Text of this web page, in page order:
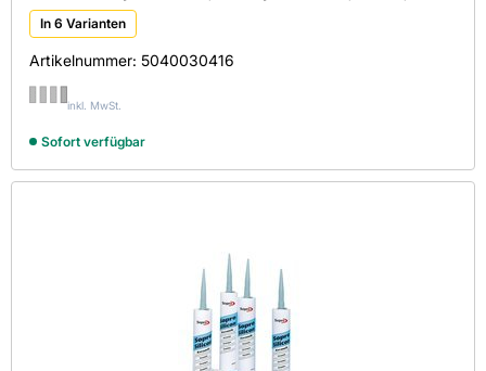
In 6 Varianten
Artikelnummer: 5040030416
inkl. MwSt.
Sofort verfügbar